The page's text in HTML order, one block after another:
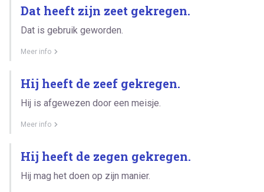
Dat heeft zijn zeet gekregen.
Dat is gebruik geworden.
Meer info
Hij heeft de zeef gekregen.
Hij is afgewezen door een meisje.
Meer info
Hij heeft de zegen gekregen.
Hij mag het doen op zijn manier.